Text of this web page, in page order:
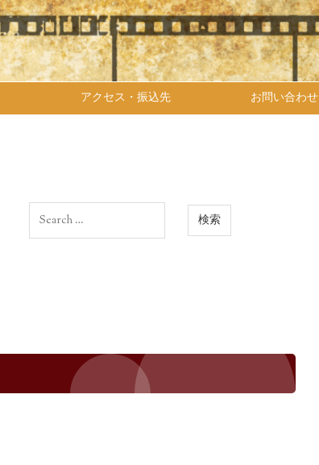
アクセス・振込先 お問い合わせ